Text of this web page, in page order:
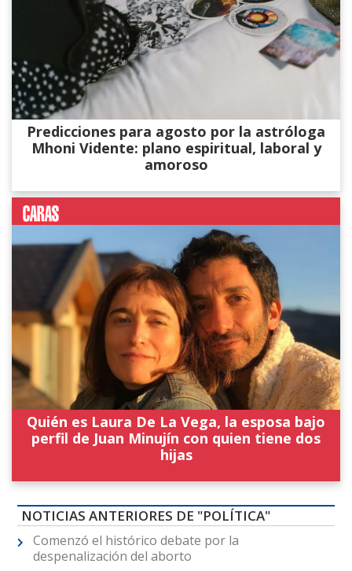
Predicciones para agosto por la astróloga
Mhoni Vidente: plano espiritual, laboral y
amoroso
Quién es Laura De La Vega, la esposa bajo
perfil de Juan Minujín con quien tiene dos
hijas
NOTICIAS ANTERIORES DE "POLÍTICA"
Comenzó el histórico debate por la
despenalización del aborto